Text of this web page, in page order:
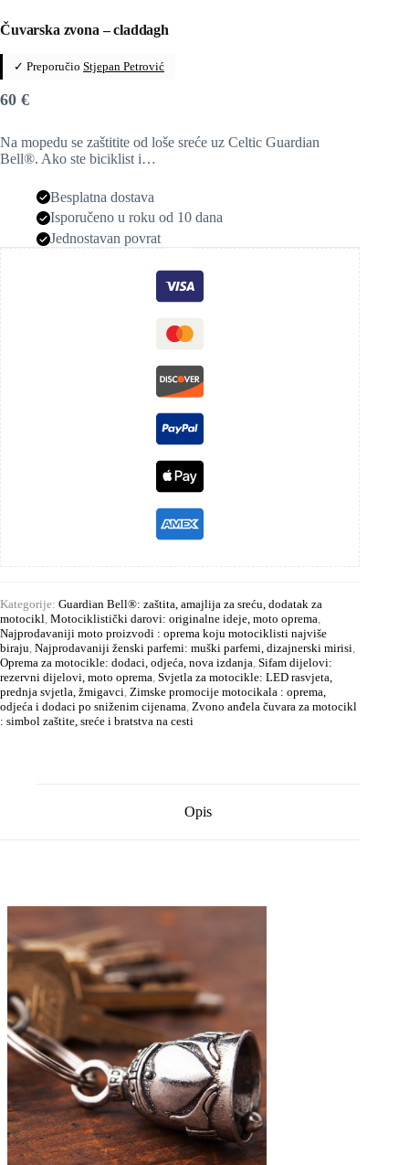
Čuvarska zvona – claddagh
✓ Preporučio Stjepan Petrović
60 €
Na mopedu se zaštitite od loše sreće uz Celtic Guardian
Bell®. Ako ste biciklist i…
Besplatna dostava
Isporučeno u roku od 10 dana
Jednostavan povrat
Kategorije: Guardian Bell®: zaštita, amajlija za sreću, dodatak za
motocikl, Motociklistički darovi: originalne ideje, moto oprema,
Najprodavaniji moto proizvodi : oprema koju motociklisti najviše
biraju, Najprodavaniji ženski parfemi: muški parfemi, dizajnerski mirisi,
Oprema za motocikle: dodaci, odjeća, nova izdanja, Sifam dijelovi:
rezervni dijelovi, moto oprema, Svjetla za motocikle: LED rasvjeta,
prednja svjetla, žmigavci, Zimske promocije motocikala : oprema,
odjeća i dodaci po sniženim cijenama, Zvono anđela čuvara za motocikl
: simbol zaštite, sreće i bratstva na cesti
Opis